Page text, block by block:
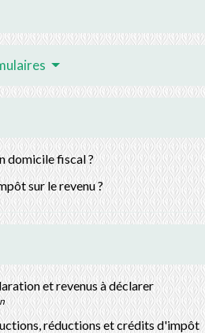
domicile fiscal ?
sur le revenu ?
et revenus à déclarer
réductions et crédits d'impôt